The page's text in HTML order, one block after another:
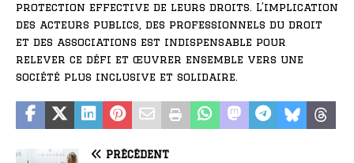
protection effective de leurs droits. L’implication
des acteurs publics, des professionnels du droit
et des associations est indispensable pour
relever ce défi et œuvrer ensemble vers une
société plus inclusive et solidaire.
PRÉCÉDENT